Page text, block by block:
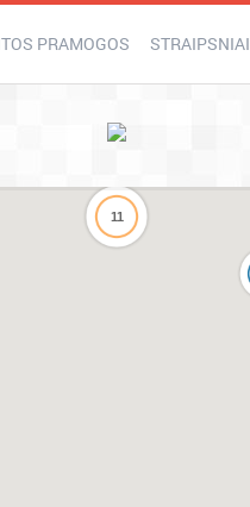
PRAMOGOS STRAIPSNIAI
11